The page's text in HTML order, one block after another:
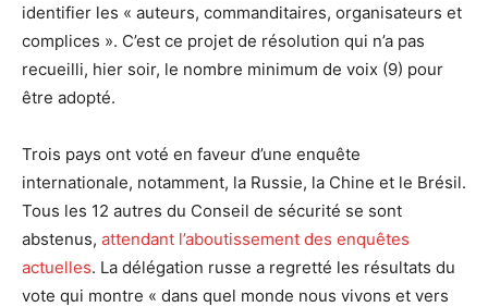
identifier les « auteurs, commanditaires, organisateurs et
complices ». C’est ce projet de résolution qui n’a pas
recueilli, hier soir, le nombre minimum de voix (9) pour
être adopté.
Trois pays ont voté en faveur d’une enquête
internationale, notamment, la Russie, la Chine et le Brésil.
Tous les 12 autres du Conseil de sécurité se sont
abstenus, attendant l’aboutissement des enquêtes
actuelles. La délégation russe a regretté les résultats du
vote qui montre « dans quel monde nous vivons et vers